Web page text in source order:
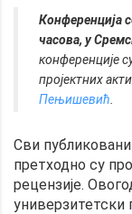
Конференција
часова, у
конференције
пројектних
Пењишевић
Сви
претходно су
рецензије.